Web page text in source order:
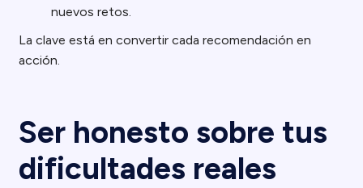
nuevos retos.
La clave está en convertir cada recomendación en
acción.
Ser honesto sobre tus
dificultades reales